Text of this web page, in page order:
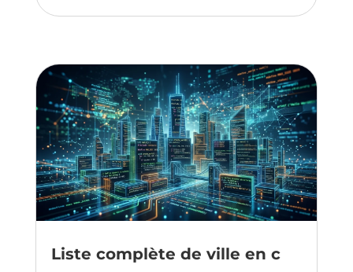
Liste complète de ville en c